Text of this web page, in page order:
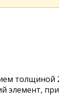
толщиной